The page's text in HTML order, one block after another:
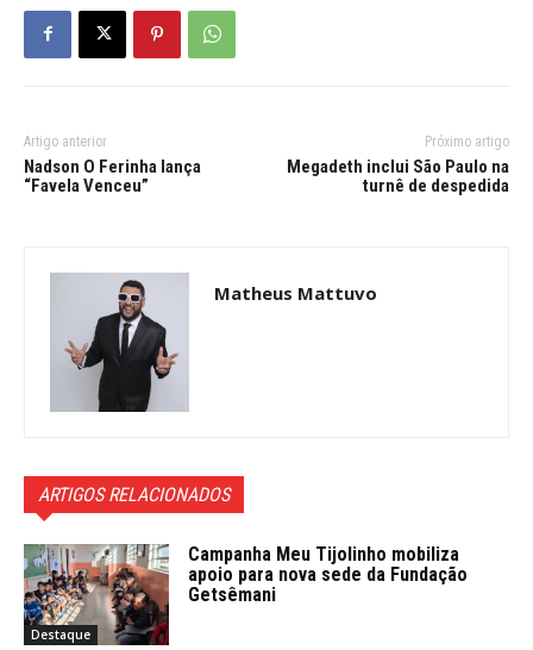
Artigo anterior
Nadson O Ferinha lança
“Favela Venceu”
Próximo artigo
Megadeth inclui São Paulo na
turnê de despedida
Matheus Mattuvo
ARTIGOS RELACIONADOS
Destaque
Campanha Meu Tijolinho mobiliza
apoio para nova sede da Fundação
Getsêmani